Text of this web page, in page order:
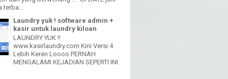
terba...
Laundry yuk ! software admin +
kasir untuk laundry kiloan
LAUNDRY YUK !!
www.kasirlaundry.com Kini Versi 4
Lebih Keren Loooo PERNAH
MENGALAMI KEJADIAN SEPERTI INI